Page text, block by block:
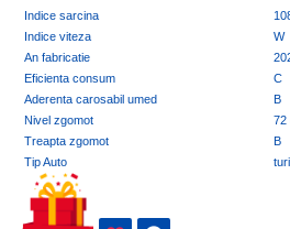
Indice sarcina
Indice viteza
W
An fabricatie
Eficienta consum
C
Aderenta carosabil umed
B
Nivel zgomot
72
Treapta zgomot
B
Tip Auto